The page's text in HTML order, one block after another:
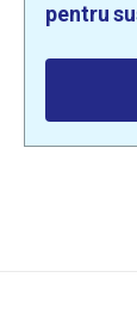
pentru